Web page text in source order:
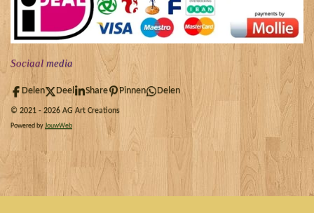
Sociaal media
Delen Deel Share Pinnen Delen
© 2021 - 2026 AG Art Creations
Powered byJouwWeb